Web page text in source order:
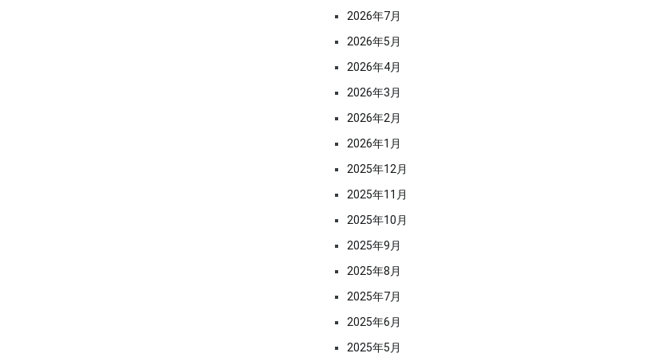
2026年7月
2026年5月
2026年4月
2026年3月
2026年2月
2026年1月
2025年12月
2025年11月
2025年10月
2025年9月
2025年8月
2025年7月
2025年6月
2025年5月